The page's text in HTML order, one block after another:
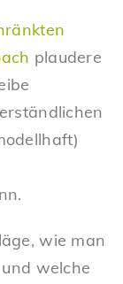
plaudere
wie man
welche